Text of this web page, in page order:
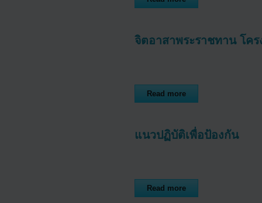
จิตอาสาพระราชทาน โค
Read more
แนวปฏิบัติเพื่อป้องกัน
Read more